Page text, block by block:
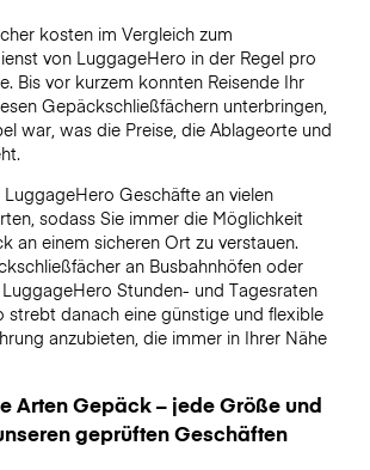
kosten im Vergleich zum
von LuggageHero in der Regel pro
Bis vor kurzem konnten Reisende Ihr
Gepäckschließfächern unterbringen,
war, was die Preise, die Ablageorte und
Geschäfte an vielen
sodass Sie immer die Möglichkeit
an einem sicheren Ort zu verstauen.
an Busbahnhöfen oder
Stunden- und Tagesraten
strebt danach eine günstige und flexible
anzubieten, die immer in Ihrer Nähe
Arten Gepäck – jede Größe und
geprüften Geschäften